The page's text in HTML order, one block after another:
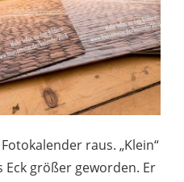
raus. „Klein“
Eck größer geworden. Er